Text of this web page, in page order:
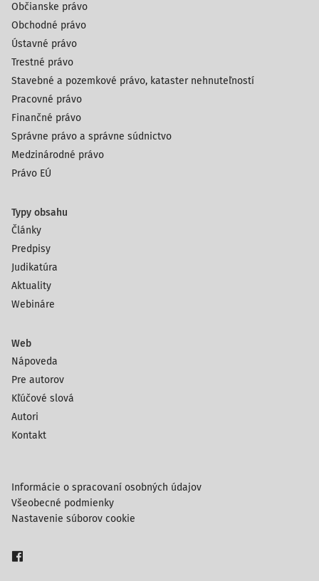
Občianske právo
Obchodné právo
Ústavné právo
Trestné právo
Stavebné a pozemkové právo, kataster nehnuteľností
Pracovné právo
Finančné právo
Správne právo a správne súdnictvo
Medzinárodné právo
Právo EÚ
Typy obsahu
Články
Predpisy
Judikatúra
Aktuality
Webináre
Web
Nápoveda
Pre autorov
Kľúčové slová
Autori
Kontakt
Informácie o spracovaní osobných údajov
Všeobecné podmienky
Nastavenie súborov cookie